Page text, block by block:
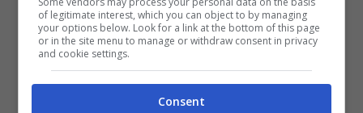
l’irritazione, si possono utilizzarecreme
contenenti l’ossido di zinco, o l’aloe verache
è un ottimo rimedio lenitivo, e dona sollievo
subito, cicatrizzando anche la ferita.
of legitimate interest, which you can object to by managing
your options below. Look for a link at the bottom of this page
or in the site menu to manage or withdraw consent in privacy
and cookie settings.
Consent